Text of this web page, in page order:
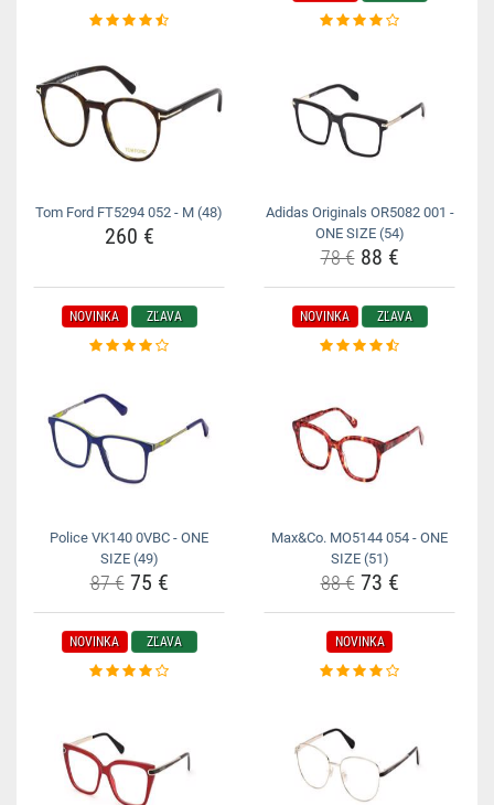
Tom Ford FT5294 052 - M (48)
260 €
Adidas Originals OR5082 001 -
ONE SIZE (54)
78 €88 €
NOVINKA ZĽAVA
Police VK140 0VBC - ONE
SIZE (49)
87 €75 €
NOVINKA ZĽAVA
Max&Co. MO5144 054 - ONE
SIZE (51)
88 €73 €
NOVINKA ZĽAVA NOVINKA